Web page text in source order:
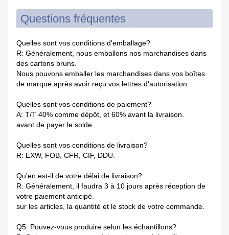
Questions fréquentes
Quelles sont vos conditions d'emballage?
R: Généralement, nous emballons nos marchandises dans
des cartons bruns.
Nous pouvons emballer les marchandises dans vos boîtes
de marque après avoir reçu vos lettres d'autorisation.
Quelles sont vos conditions de paiement?
A: T/T 40% comme dépôt, et 60% avant la livraison.
avant de payer le solde.
Quelles sont vos conditions de livraison?
R: EXW, FOB, CFR, CIF, DDU.
Qu'en est-il de votre délai de livraison?
R: Généralement, il faudra 3 à 10 jours après réception de
votre paiement anticipé.
sur les articles, la quantité et le stock de votre commande.
Q5. Pouvez-vous produire selon les échantillons?